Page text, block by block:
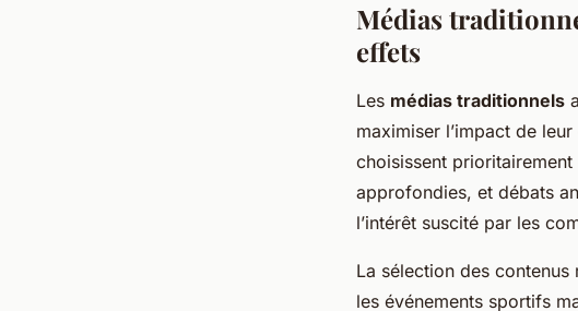
Médias
effets
Les médias traditionnels
maximiser l’impact de leur
choisissent
approfondies, et débats
l’intérêt suscité par les
La sélection des
les événements sportifs